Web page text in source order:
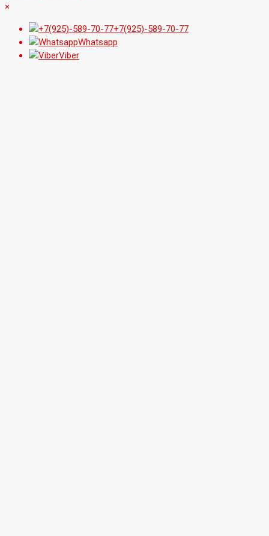
×
+7(925)-589-70-77
Whatsapp
Viber